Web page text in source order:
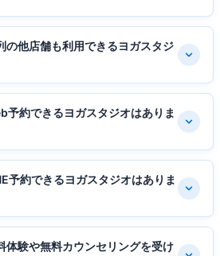
の他店舗も利用できるヨガスタジ
予約できるヨガスタジオはありま
予約できるヨガスタジオはありま
体験や無料カウンセリングを受け